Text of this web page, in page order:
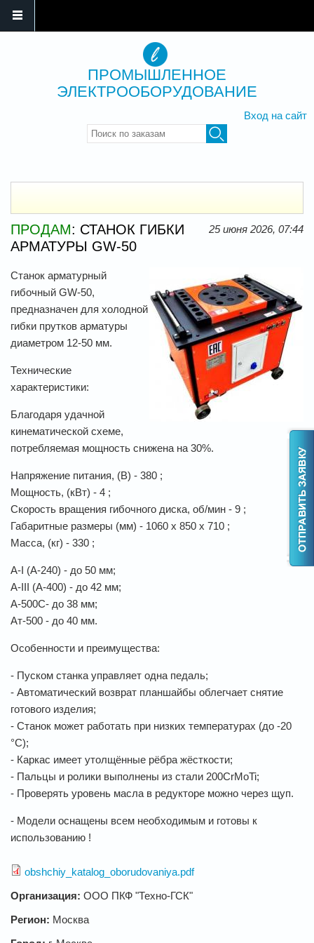
ПРОМЫШЛЕННОЕ
ЭЛЕКТРООБОРУДОВАНИЕ
Вход на сайт
Введите ключевые слова для
25 июня 2026, 07:44
ПРОДАМ: СТАНОК ГИБКИ
АРМАТУРЫ GW-50
Станок арматурный
гибочный GW-50,
предназначен для холодной
гибки прутков арматуры
диаметром 12-50 мм.
Технические
характеристики:
Благодаря удачной
кинематической схеме,
потребляемая мощность снижена на 30%.
Напряжение питания, (В) - 380 ;
Мощность, (кВт) - 4 ;
Скорость вращения гибочного диска, об/мин - 9 ;
Габаритные размеры (мм) - 1060 х 850 х 710 ;
Масса, (кг) - 330 ;
А-I (А-240) - до 50 мм;
А-III (А-400) - до 42 мм;
А-500С- до 38 мм;
Ат-500 - до 40 мм.
Особенности и преимущества:
- Пуском станка управляет одна педаль;
- Автоматический возврат планшайбы облегчает снятие
готового изделия;
- Станок может работать при низких температурах (до -20
°С);
- Каркас имеет утолщённые рёбра жёсткости;
- Пальцы и ролики выполнены из стали 200CrMoTi;
- Проверять уровень масла в редукторе можно через щуп.
- Модели оснащены всем необходимым и готовы к
использованию !
obshchiy_katalog_oborudovaniya.pdf
Организация: ООО ПКФ "Техно-ГСК"
Регион: Москва